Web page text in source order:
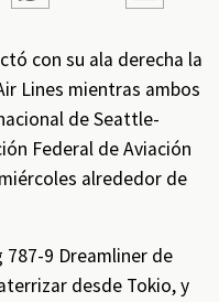
con su ala derecha la
Lines mientras ambos
de Seattle-
Federal de Aviación
alrededor de
787-9 Dreamliner de
desde Tokio, y